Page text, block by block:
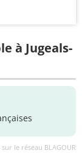
à Jugeals-
le réseau BLAGOUR